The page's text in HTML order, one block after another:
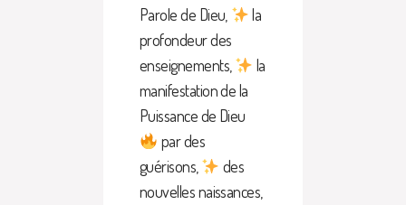
Parole de Dieu,
la
profondeur des
enseignements,
la
manifestation de la
Puissance de Dieu
par des
guérisons,
des
nouvelles naissances,